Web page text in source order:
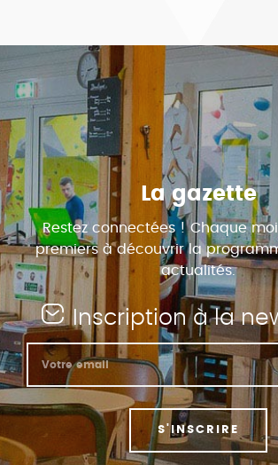
La gazette
Restez connectées ! Chaque
premiers à découvrir la
actualités.
Inscription à la
S'INSCRIRE